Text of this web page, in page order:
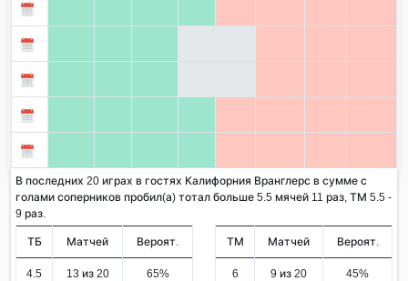
В последних 20 играх в гостях Калифорния Вранглерс в сумме с
голами соперников пробил(а) тотал больше 5.5 мячей 11 раз, ТМ 5.5 -
9 раз.
ТБ Матчей Вероят.
4.5 13 из 20 65%
ТМ Матчей Вероят.
6 9 из 20 45%